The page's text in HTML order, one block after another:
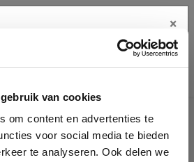
van cookies
om content en advertenties te
voor social media te bieden
te analyseren. Ook delen we
×